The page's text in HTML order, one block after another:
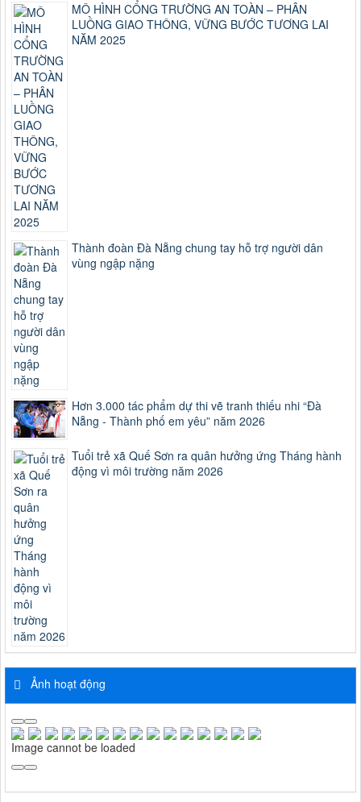
MÔ HÌNH CỔNG TRƯỜNG AN TOÀN – PHÂN
LUỒNG GIAO THÔNG, VỮNG BƯỚC TƯƠNG LAI
NĂM 2025
Thành đoàn Đà Nẵng chung tay hỗ trợ người dân
vùng ngập nặng
Hơn 3.000 tác phẩm dự thi vẽ tranh thiếu nhi “Đà
Nẵng - Thành phố em yêu” năm 2026
Tuổi trẻ xã Quế Sơn ra quân hưởng ứng Tháng hành
động vì môi trường năm 2026
Ảnh hoạt động
Image cannot be loaded